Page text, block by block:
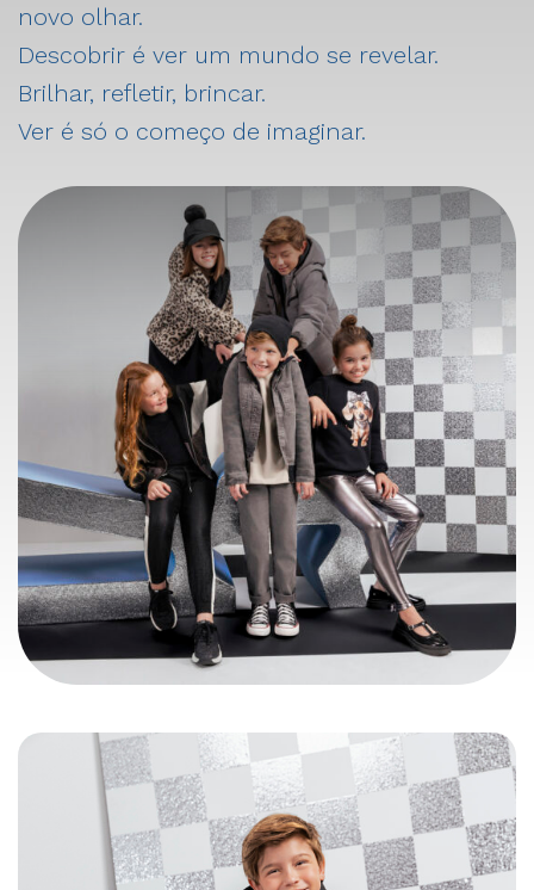
novo olhar.
Descobrir é ver um mundo se revelar.
Brilhar, refletir, brincar.
Ver é só o começo de imaginar.